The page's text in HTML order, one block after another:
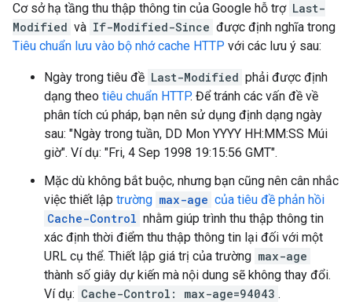
Cơ sở hạ tầng thu thập thông tin của Google hỗ trợ Last-
Modified và If-Modified-Since được định nghĩa trong
Tiêu chuẩn lưu vào bộ nhớ cache HTTP với các lưu ý sau:
Ngày trong tiêu đề Last-Modified phải được định
dạng theo tiêu chuẩn HTTP. Để tránh các vấn đề về
phân tích cú pháp, bạn nên sử dụng định dạng ngày
sau: "Ngày trong tuần, DD Mon YYYY HH:MM:SS Múi
giờ". Ví dụ: "Fri, 4 Sep 1998 19:15:56 GMT".
Mặc dù không bắt buộc, nhưng bạn cũng nên cân nhắc
việc thiết lập trường max-age của tiêu đề phản hồi
Cache-Control nhằm giúp trình thu thập thông tin
xác định thời điểm thu thập thông tin lại đối với một
URL cụ thể. Thiết lập giá trị của trường max-age
thành số giây dự kiến mà nội dung sẽ không thay đổi.
Ví dụ: Cache-Control: max-age=94043 .